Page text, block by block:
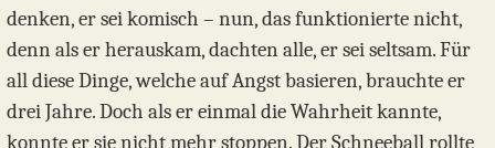
denken, er sei komisch – nun, das funktionierte nicht,
denn als er herauskam, dachten alle, er sei seltsam. Für
all diese Dinge, welche auf Angst basieren, brauchte er
drei Jahre. Doch als er einmal die Wahrheit kannte,
konnte er sie nicht mehr stoppen. Der Schneeball rollte